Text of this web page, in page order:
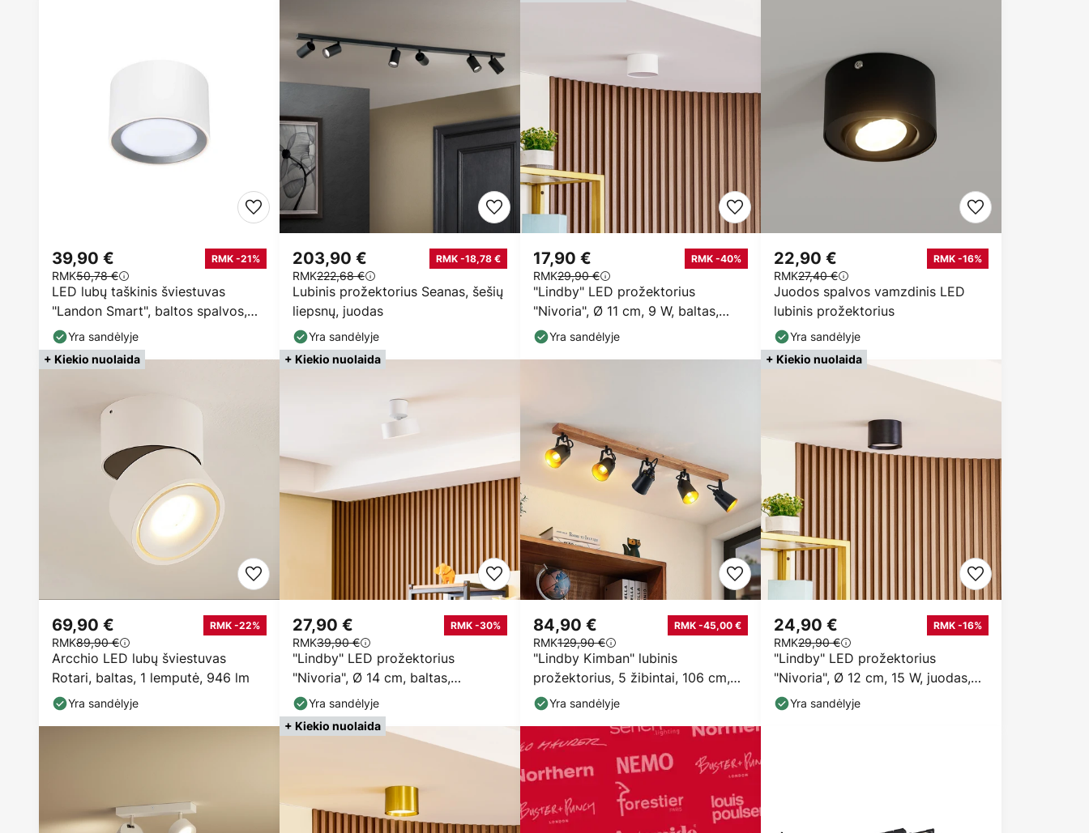
LED lubų taškinis šviestuvas
"Landon Smart", baltos spalvos,
aukštis 8,2 cm
39,90 € RMK -21%
RMK50,78 €
Yra sandėlyje
Lubinis prožektorius Seanas, šešių
liepsnų, juodas
203,90 € RMK -18,78 €
RMK222,68 €
Yra sandėlyje
"Lindby" LED prožektorius
"Nivoria", Ø 11 cm, 9 W, baltas,
metalas
17,90 € RMK -40%
RMK29,90 €
Yra sandėlyje
Juodos spalvos vamzdinis LED
lubinis prožektorius
22,90 € RMK -16%
RMK27,40 €
Yra sandėlyje
+ Kiekio nuolaida
Arcchio LED lubų šviestuvas
Rotari, baltas, 1 lemputė, 946 lm
69,90 € RMK -22%
RMK89,90 €
Yra sandėlyje
+ Kiekio nuolaida
"Lindby" LED prožektorius
"Nivoria", Ø 14 cm, baltas,
pasukamas
27,90 € RMK -30%
RMK39,90 €
Yra sandėlyje
"Lindby Kimban" lubinis
prožektorius, 5 žibintai, 106 cm,
medis, metalas
84,90 € RMK -45,00 €
RMK129,90 €
Yra sandėlyje
+ Kiekio nuolaida
"Lindby" LED prožektorius
"Nivoria", Ø 12 cm, 15 W, juodas,
metalas
24,90 € RMK -16%
RMK29,90 €
Yra sandėlyje
+ Kiekio nuolaida